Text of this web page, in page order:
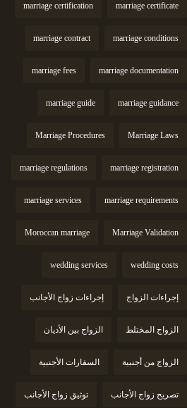
marriage certificate
marriage certification
marriage conditions
marriage contract
marriage documentation
marriage fees
marriage guidance
marriage guide
Marriage Laws
Marriage Procedures
marriage registration
marriage regulations
marriage requirements
marriage services
Marriage Validation
Moroccan marriage
wedding costs
wedding services
إجراءات الزواج إجراءات زواج الأجانب
الزواج المختلط الزواج بين الأديان
الزواج من أجنبية السفارات الأجنبية
تصريح زواج الأجانب توثيق زواج الأجانب